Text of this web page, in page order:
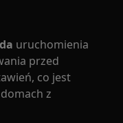
uruchomienia
przed
co jest
z